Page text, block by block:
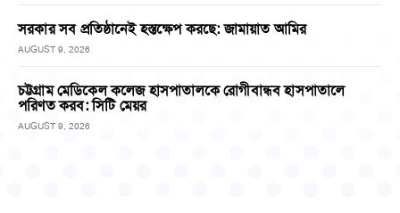
সরকার সব প্রতিষ্ঠানেই হস্তক্ষেপ করছে: জামায়াত আমির
AUGUST 9, 2026
চট্টগ্রাম মেডিকেল কলেজ হাসপাতালকে রোগীবান্ধব হাসপাতালে
পরিণত করব: সিটি মেয়র
AUGUST 9, 2026